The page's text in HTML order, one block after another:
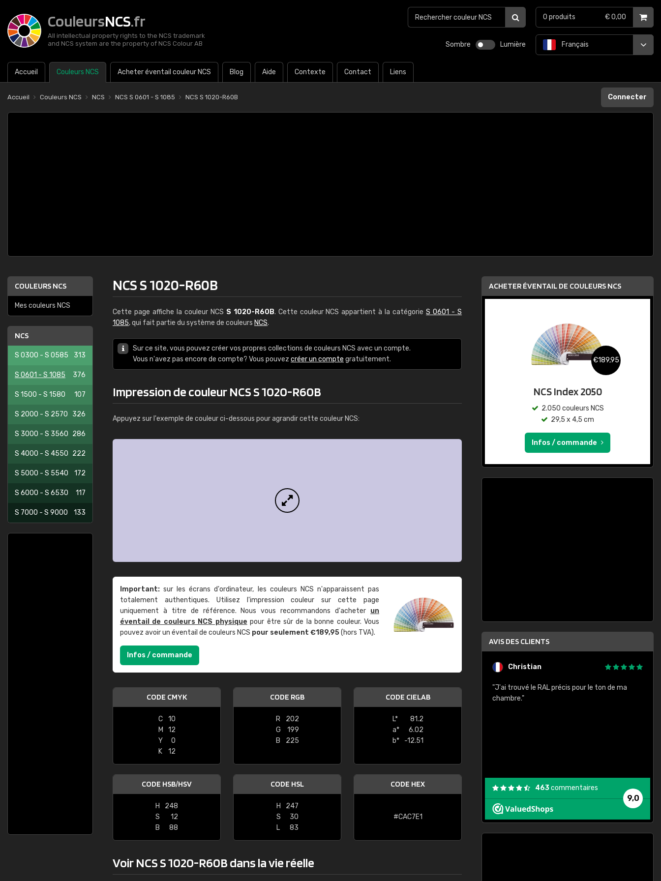
CouleursNCS.fr
All intellectual property rights to the NCS trademark
and NCS system are the property of NCS Colour AB
Sombre Lumière
Accueil Couleurs NCS Acheter éventail couleur NCS Blog Aide Contexte Contact Liens
Français
0 produits € 0,00
Accueil Couleurs NCS NCS NCS S 0601 - S 1085 NCS S 1020-R60B Connecter
COULEURS NCS
Mes couleurs NCS
NCS
S 0300 - S 0585 313
S 0601 - S 1085 376
S 1500 - S 1580 107
S 2000 - S 2570 326
S 3000 - S 3560 286
S 4000 - S 4550 222
S 5000 - S 5540 172
S 6000 - S 6530 117
S 7000 - S 9000 133
NCS S 1020-R60B
Cette page affiche la couleur NCS S 1020-R60B. Cette couleur NCS appartient à la catégorieS 0601 - S
1085, qui fait partie du système de couleurs NCS.
Sur ce site, vous pouvez créer vos propres collections de couleurs NCS avec un compte.
Vous n'avez pas encore de compte? Vous pouvez créer un compte gratuitement.
Impression de couleur NCS S 1020-R60B
Appuyez sur l'exemple de couleur ci-dessous pour agrandir cette couleur NCS:
Important: sur les écrans d'ordinateur, les couleurs NCS n'apparaissent pas
totalement authentiques. Utilisez l'impression couleur sur cette page
uniquement à titre de référence. Nous vous recommandons d'acheter un
éventail de couleurs NCS physique pour être sûr de la bonne couleur. Vous
pouvez avoir un éventail de couleurs NCS pour seulement €189,95(hors TVA).
Infos / commande
CODE CMYK
C
10
M
12
Y
0
K
12
CODE RGB
R
202
G
199
B
225
CODE CIELAB
L*
81.2
a*
6.02
b*
-12.51
CODE HSB/HSV
H
248
S
12
B
88
CODE HSL
H
247
S
30
L
83
CODE HEX
#CAC7E1
Voir NCS S 1020-R60B dans la vie réelle
ACHETER ÉVENTAIL DE COULEURS NCS
€189,95
NCS Index 2050
2.050 couleurs NCS
29,5 x 4,5 cm
Infos / commande
AVIS DES CLIENTS
"Le site ne permet pas de voir clairement quels
sont les produits disponibles. Il y a plusieurs
palettes de couleurs: Classic, Design, etc. On ne
comprend pas qui est quoi. La livraison s'est
bien passé et le produit reçu me convient."
Christian
"J'ai trouvé le RAL précis pour le ton de ma
chambre."
9,0
463commentaires